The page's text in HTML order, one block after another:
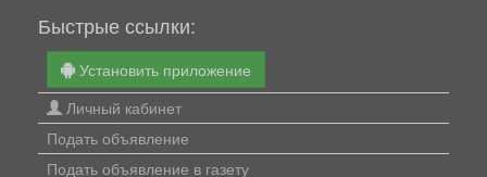
Быстрые ссылки:
Установить приложение
Личный кабинет
Подать объявление
Подать объявление в газету